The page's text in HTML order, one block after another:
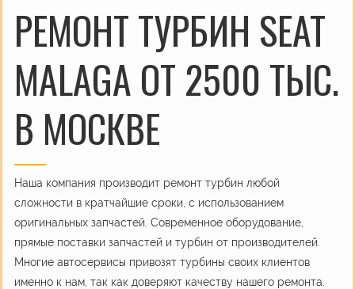
РЕМОНТ ТУРБИН SEAT
MALAGA ОТ 2500 ТЫС.
В МОСКВЕ
Наша компания производит ремонт турбин любой
сложности в кратчайшие сроки, с использованием
оригинальных запчастей. Современное оборудование,
прямые поставки запчастей и турбин от производителей.
Многие автосервисы привозят турбины своих клиентов
именно к нам, так как доверяют качеству нашего ремонта.